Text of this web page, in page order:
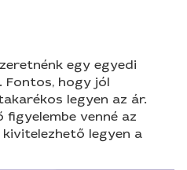
egy egyedi
Fontos, hogy jól
legyen az ár.
figyelembe venné az
legyen a